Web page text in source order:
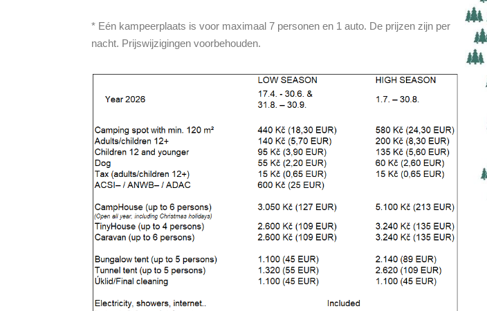
* Eén kampeerplaats is voor maximaal 7 personen en 1 auto. De prijzen zijn per
nacht. Prijswijzigingen voorbehouden.